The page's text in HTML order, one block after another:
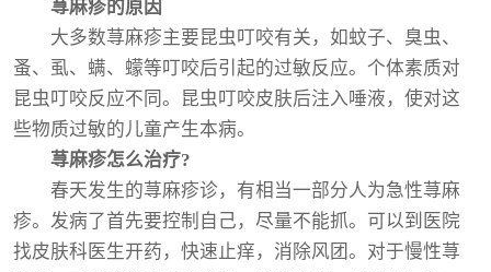
荨麻疹的原因
大多数荨麻疹主要昆虫叮咬有关，如蚊子、臭虫、
蚤、虱、螨、蠓等叮咬后引起的过敏反应。个体素质对
昆虫叮咬反应不同。昆虫叮咬皮肤后注入唾液，使对这
些物质过敏的儿童产生本病。
荨麻疹怎么治疗?
春天发生的荨麻疹诊，有相当一部分人为急性荨麻
疹。发病了首先要控制自己，尽量不能抓。可以到医院
找皮肤科医生开药，快速止痒，消除风团。对于慢性荨